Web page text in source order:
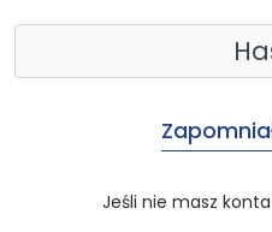
Jeśli nie masz